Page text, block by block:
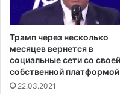
я
о
с
н
м
е
д
Трамп через несколько
месяцев вернется в
социальные сети со своей
собственной платформой
22.03.2021